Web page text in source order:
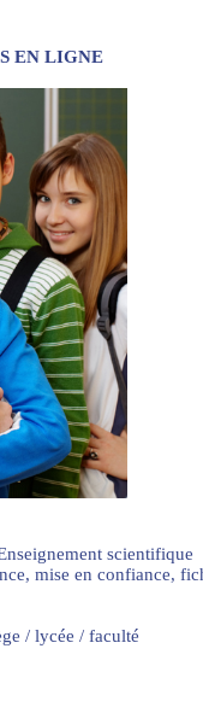
EN LIGNE
scientifique
mise en confiance,
/ lycée / faculté